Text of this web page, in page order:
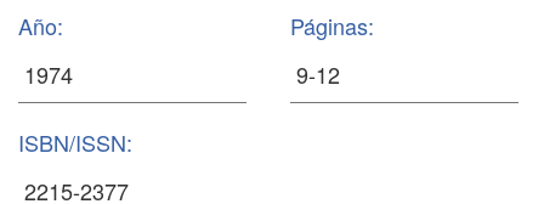
Año: Páginas:
ISBN/ISSN: